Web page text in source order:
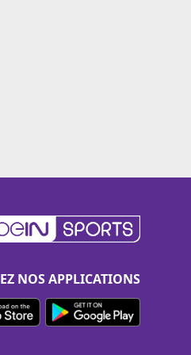
NOS APPLICATIONS